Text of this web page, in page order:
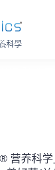
科學
营养科学